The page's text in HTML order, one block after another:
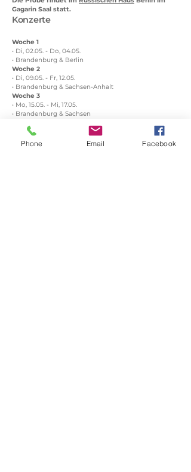
Gagarin Saal statt.
Konzerte
Woche 1
• Di, 02.05. - Do, 04.05.
• Brandenburg & Berlin
Woche 2
• Di, 09.05. - Fr, 12.05.
• Brandenburg & Sachsen-Anhalt
Woche 3
• Mo, 15.05. - Mi, 17.05.
• Brandenburg & Sachsen
• Di, 23.05. - Fr, 26.05.
• Brandenburg & Sachsen-Anhalt
Woche 5
Phone Email Facebook